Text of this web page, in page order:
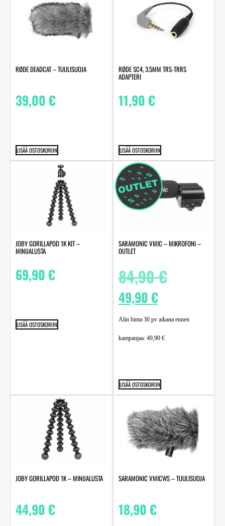
RØDE DEADCAT – TUULISUOJA
39,00€
LISÄÄ OSTOSKORIIN
RØDE SC4, 3.5MM TRS-TRRS
ADAPTERI
11,90€
LISÄÄ OSTOSKORIIN
JOBY GORILLAPOD 1K KIT –
MINIJALUSTA
69,90€
LISÄÄ OSTOSKORIIN
SARAMONIC VMIC – MIKROFONI –
OUTLET
84,90€
49,90€
Alin hinta 30 pv aikana ennen
kampanjaa: 49,90 €
LISÄÄ OSTOSKORIIN
JOBY GORILLAPOD 1K – MINIJALUSTA
44,90€
SARAMONIC VMICWS – TUULISUOJA
18,90€